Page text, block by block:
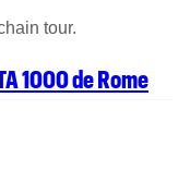
tour.
1000 de Rome